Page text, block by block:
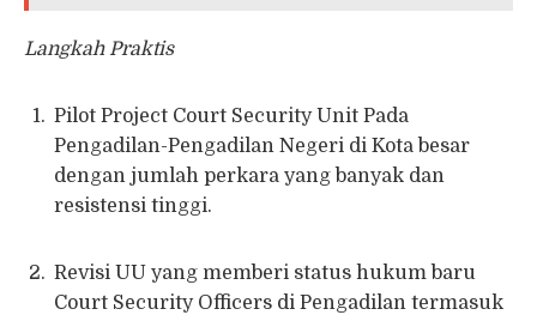
Langkah Praktis
Pilot Project Court Security Unit Pada
Pengadilan-Pengadilan Negeri di Kota besar
dengan jumlah perkara yang banyak dan
resistensi tinggi.
Revisi UU yang memberi status hukum baru
Court Security Officers di Pengadilan termasuk